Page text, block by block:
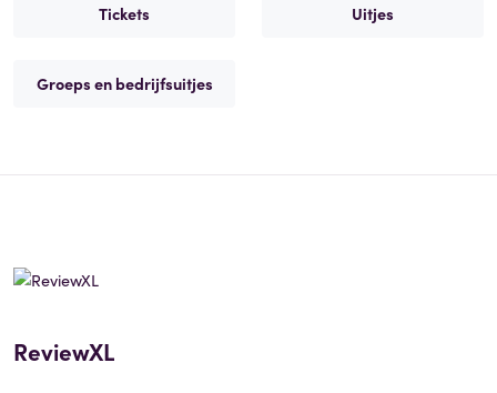
Tickets Uitjes
Groeps en bedrijfsuitjes
ReviewXL